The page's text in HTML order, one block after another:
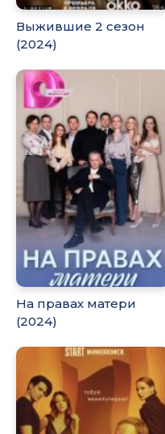
Выжившие 2 сезон
(2024)
На правах матери
(2024)